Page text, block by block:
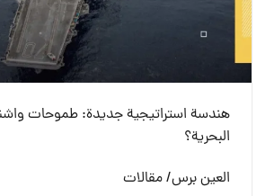
هندسة استراتيجية جديدة: طموحات
البحرية؟
العين برس/ مقالات